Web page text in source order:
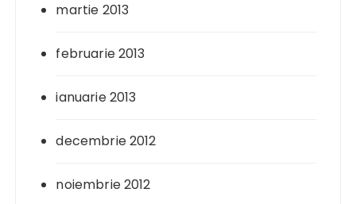
martie 2013
februarie 2013
ianuarie 2013
decembrie 2012
noiembrie 2012